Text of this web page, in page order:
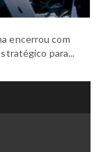
encerrou com
para...